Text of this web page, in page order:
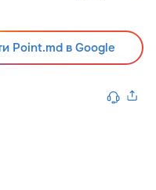
Point.md в Google